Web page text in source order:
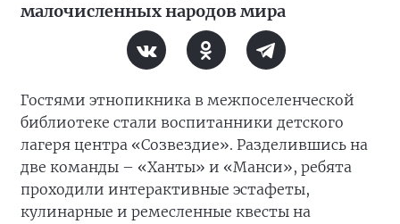
малочисленных народов мира
Гостями этнопикника в межпоселенческой
библиотеке стали воспитанники детского
лагеря центра «Созвездие». Разделившись на
две команды – «Ханты» и «Манси», ребята
проходили интерактивные эстафеты,
кулинарные и ремесленные квесты на